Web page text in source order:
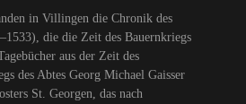
in Villingen die Chronik des
die die Zeit des Bauernkriegs
aus der Zeit des
des Abtes Georg Michael Gaisser
St. Georgen, das nach